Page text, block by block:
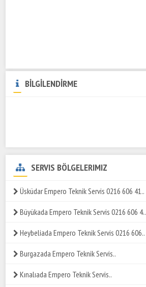
BİLGİLENDİRME
SERVIS BÖLGELERIMIZ
Üsküdar Empero Teknik Servis 0216 606 41..
Büyükada Empero Teknik Servis 0216 606 4..
Heybeliada Empero Teknik Servis 0216 606..
Burgazada Empero Teknik Servis..
Kınalıada Empero Teknik Servis..